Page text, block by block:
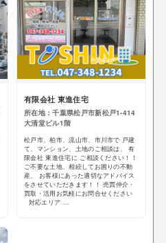
有限会社 東進住宅
所在地：千葉県松戸市新松戸1-414
大清堂ビル1階
松戸市、柏市、流山市、市川市で 戸建
て、マンション、土地のご相談は、 有
限会社 東進住宅に ご相談ください！！
ご不要な土地、相続してお困りの不動
産、 お客様にあった適切なアドバイス
をさせていただきます！！ 売買仲介・
買取・活用お気軽にお問合せください
対応エリア ...